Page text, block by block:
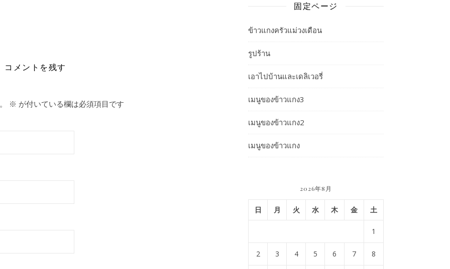
コメントを残す
※ が付いている欄は必須項目です
固定ページ
ข้าวแกงครัวแม่วงเดือน
รูปร้าน
เอาไปบ้านและเดลิเวอรี่
เมนูของข้าวแกง3
เมนูของข้าวแกง2
เมนูของข้าวแกง
2026年8月
日 月 火 水 木 金 土
1
2 3 4 5 6 7 8